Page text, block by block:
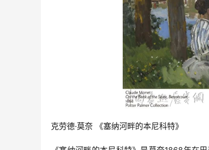
克劳德·莫奈 《塞纳河畔的本尼科特》